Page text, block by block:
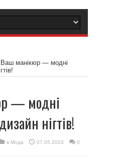
Ваш манікюр — модні
— модні
нігтів!
в Мода 07.05.2023
0